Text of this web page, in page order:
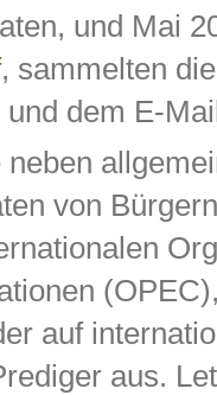
und Mai
, sammelten
dem E-
von
auf
aus.